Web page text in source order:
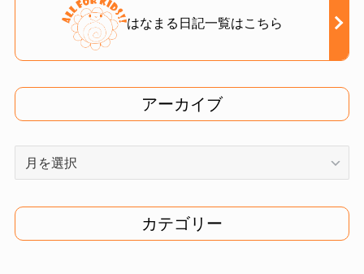
はなまる日記一覧はこちら
アーカイブ
イ
ブ
カテゴリー